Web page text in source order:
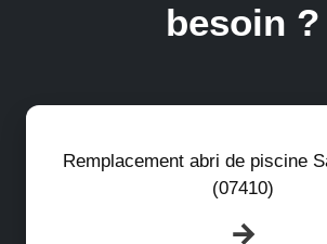
besoin ?
Remplacement abri de piscine
(07410)